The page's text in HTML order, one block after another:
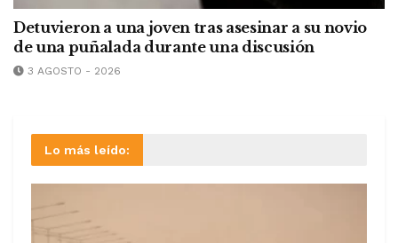
Detuvieron a una joven tras asesinar a su novio
de una puñalada durante una discusión
3 AGOSTO - 2026
Lo más leído: